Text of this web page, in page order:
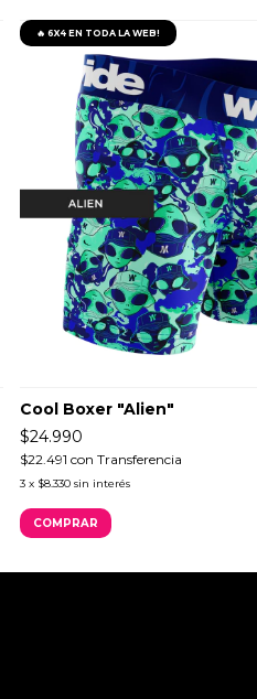
🔥 6X4 EN TODA LA WEB!
Cool Boxer "Alien"
$24.990
$22.491 con Transferencia
3 x $8.330 sin interés
COMPRAR